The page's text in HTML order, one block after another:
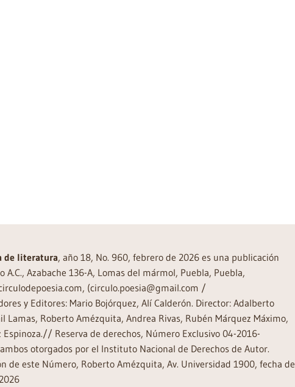
de literatura, año 18, No. 960, febrero de 2026 es una publicación
Azabache 136-A, Lomas del mármol, Puebla, Puebla,
(circulo.poesia@gmail.com /
y Editores: Mario Bojórquez, Alí Calderón. Director: Adalberto
Lamas, Roberto Amézquita, Andrea Rivas, Rubén Márquez Máximo,
Reserva de derechos, Número Exclusivo 04-2016-
otorgados por el Instituto Nacional de Derechos de Autor.
de este Número, Roberto Amézquita, Av. Universidad 1900, fecha de